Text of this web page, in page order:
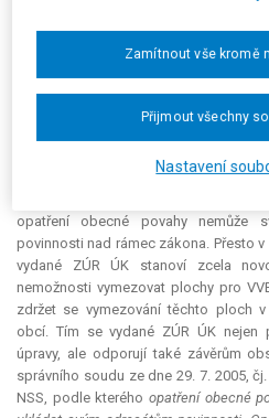
výše uvedeného rozsudku Nejvyššího
127, který v návrhu citují, jakož i na
soudu ze dne 11. 12. 2007, sp. zn. Pl.
znemožňuje určitý legální typ
výstavbu větrných elektráren),
provozování ve vymezeném území
opatření obecné povahy nemůže
povinnosti nad rámec zákona. Přesto
vydané ZÚR ÚK stanoví zcela
nemožnosti vymezovat plochy pro
zdržet se vymezování těchto ploch
obcí. Tím se vydané ZÚR ÚK nejen
úpravy, ale odporují také závěrům
správního soudu ze dne 29. 7. 2005,
NSS, podle kterého opatření obecné
Nastavení
Zamítnout vše kromě
Přijmout všechny